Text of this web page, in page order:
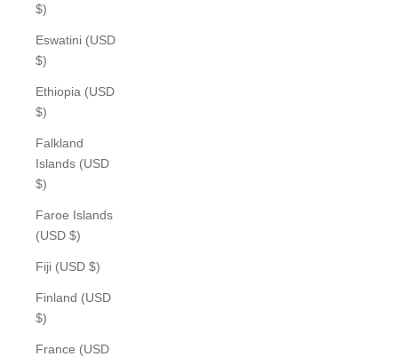
$)
Eswatini (USD
$)
Ethiopia (USD
$)
Falkland
Islands (USD
$)
Faroe Islands
(USD $)
Fiji (USD $)
Finland (USD
$)
France (USD